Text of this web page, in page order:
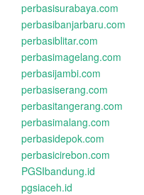
perbasisurabaya.com
perbasibanjarbaru.com
perbasiblitar.com
perbasimagelang.com
perbasijambi.com
perbasiserang.com
perbasitangerang.com
perbasimalang.com
perbasidepok.com
perbasicirebon.com
PGSIbandung.id
pgsiaceh.id